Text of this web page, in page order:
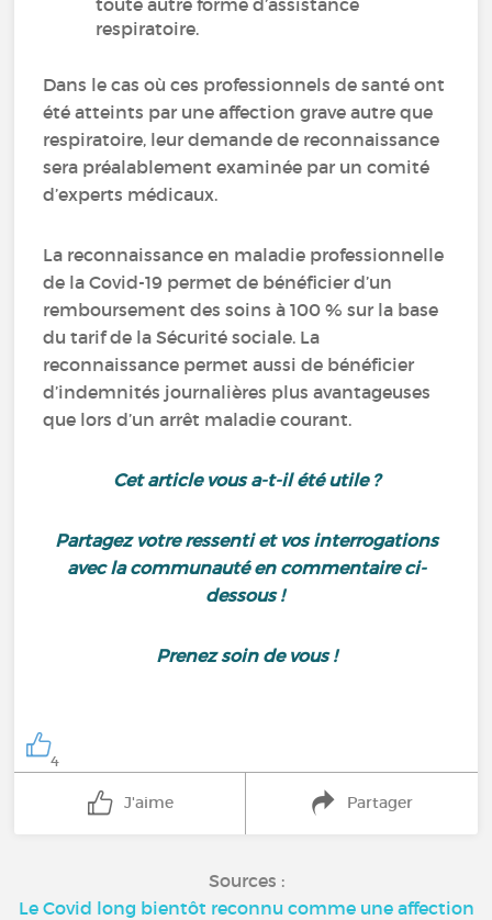
toute autre forme d’assistance
respiratoire.
Dans le cas où ces professionnels de santé ont
été atteints par une affection grave autre que
respiratoire, leur demande de reconnaissance
sera préalablement examinée par un comité
d’experts médicaux.
La reconnaissance en maladie professionnelle
de la Covid-19 permet de bénéficier d’un
remboursement des soins à 100 % sur la base
du tarif de la Sécurité sociale. La
reconnaissance permet aussi de bénéficier
d’indemnités journalières plus avantageuses
que lors d’un arrêt maladie courant.
Cet article vous a-t-il été utile ?
Partagez votre ressenti et vos interrogations
avec la communauté en commentaire ci-
dessous !
Prenez soin de vous !
4
J'aime Partager
Sources :
Le Covid long bientôt reconnu comme une affection